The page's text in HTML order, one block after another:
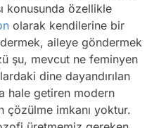
konusunda özellikle
olarak kendilerine bir
aileye göndermek
şu, mevcut ne feminyen
dine dayandırılan
hale getiren modern
çözülme imkanı yoktur.